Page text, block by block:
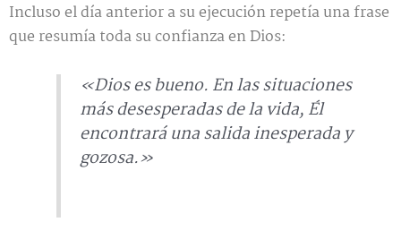
Incluso el día anterior a su ejecución repetía una frase
que resumía toda su confianza en Dios:
«Dios es bueno. En las situaciones
más desesperadas de la vida, Él
encontrará una salida inesperada y
gozosa.»